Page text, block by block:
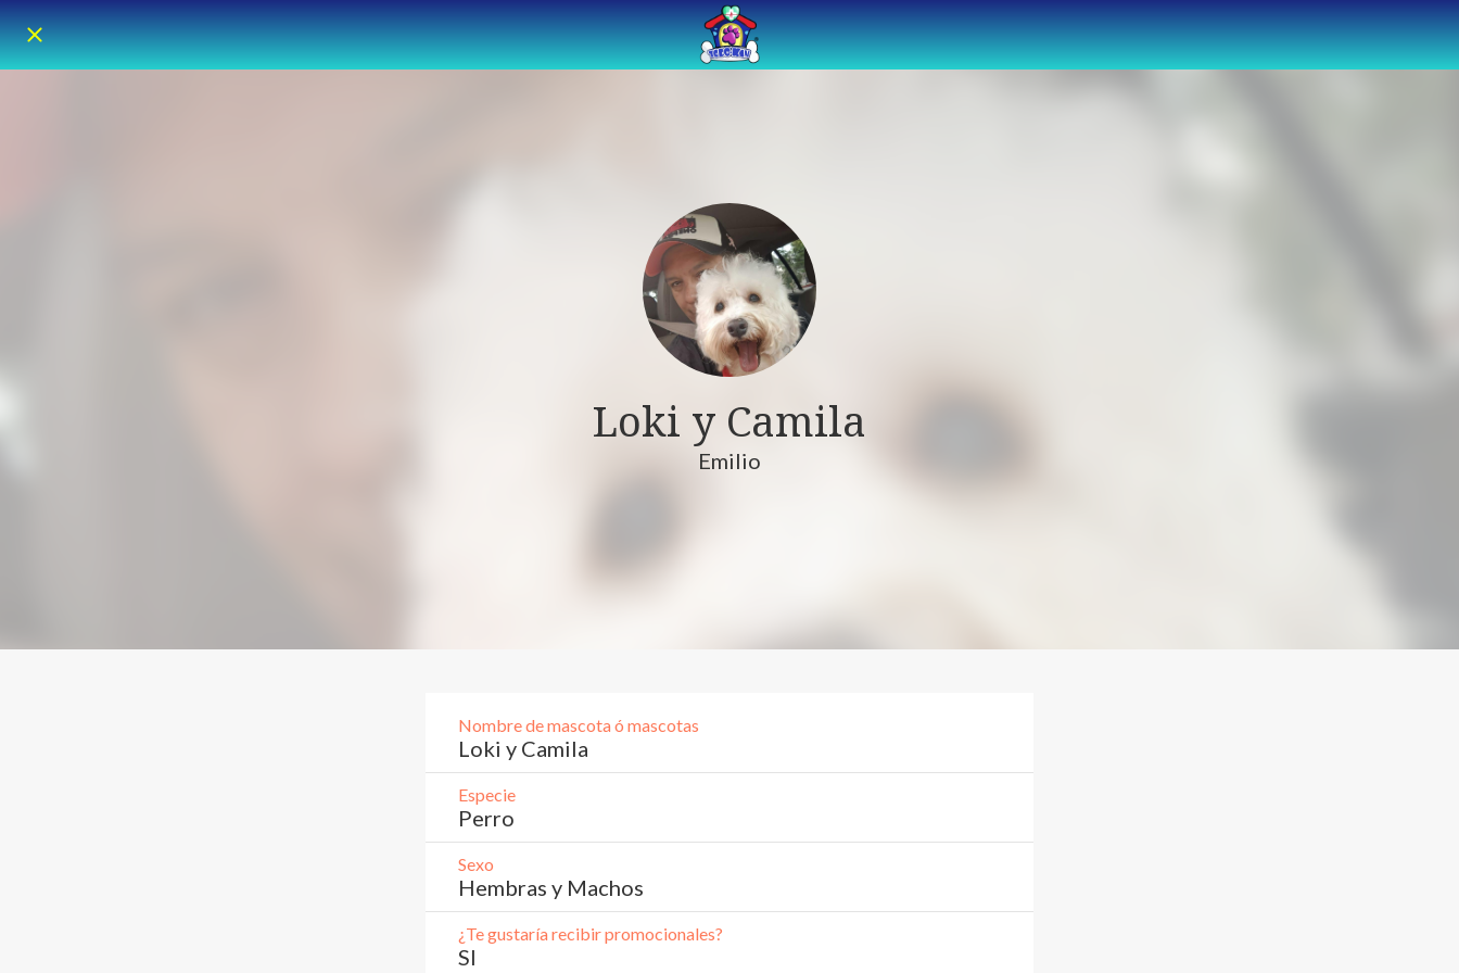
Loki y Camila
Emilio
Nombre de mascota ó mascotas
Loki y Camila
Especie
Perro
Sexo
Hembras y Machos
¿Te gustaría recibir promocionales?
SI